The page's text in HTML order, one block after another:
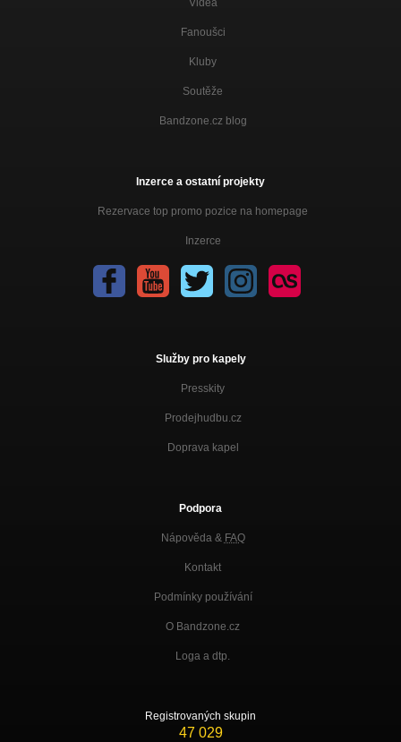
Fanoušci
Kluby
Soutěže
Bandzone.cz blog
Inzerce a ostatní projekty
Rezervace top promo pozice na homepage
Inzerce
Služby pro kapely
Presskity
Prodejhudbu.cz
Doprava kapel
Podpora
Nápověda & FAQ
Kontakt
Podmínky používání
O Bandzone.cz
Loga a dtp.
Registrovaných skupin
47 029